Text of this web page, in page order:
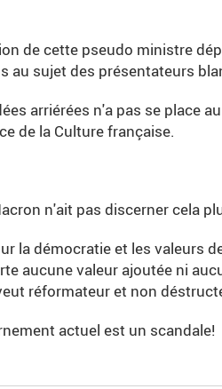
de cette pseudo ministre
au sujet des présentateurs
arriérées n'a pas se place
de la Culture française.
n'ait pas discerner cela
la démocratie et les valeurs
aucune valeur ajoutée ni
réformateur et non
actuel est un scandale!